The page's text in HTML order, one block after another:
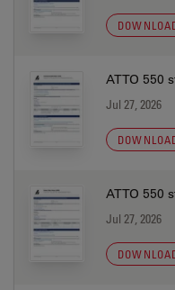
ATTO 550
Jul 27, 2026
ATTO 550
Jul 27, 2026